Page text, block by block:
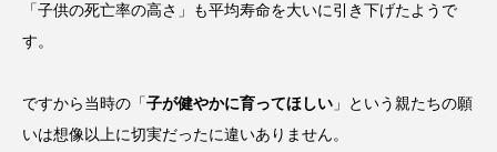
「子供の死亡率の高さ」も平均寿命を大いに引き下げたようで
す。
ですから当時の「子が健やかに育ってほしい 」という親たちの願
いは想像以上に切実だったに違いありません。